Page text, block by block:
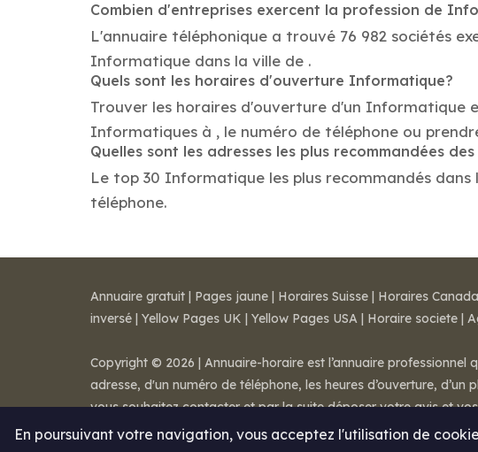
Combien d'entreprises exercent la profession de
L'annuaire téléphonique a trouvé 76 982 sociétés
Informatique dans la ville de .
Quels sont les horaires d'ouverture Informatique?
Trouver les horaires d'ouverture d'un Informatique
Informatiques à , le numéro de téléphone ou
Quelles sont les adresses les plus recommandées
Le top 30 Informatique les plus recommandés
téléphone.
En poursuivant votre navigation, vous acceptez l'utilisation de
Annuaire gratuit | Pages jaune | Horaires Suisse | Horaires Canada
inversé | Yellow Pages UK | Yellow Pages USA | Horaire societe |
Copyright © 2026 | Annuaire-horaire est l’annuaire professionnel
adresse, d'un numéro de téléphone, les heures d’ouverture,
vous souhaitez contacter et par la suite déposer votre avis et
Mentions légales-Conditions de ventes- Contact